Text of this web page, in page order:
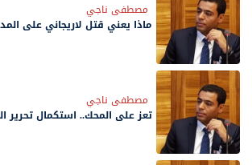
مصطفى ناجي
ماذا يعني قتل لاريجاني على
مصطفى ناجي
تعز على المحك.. استكمال تحرير